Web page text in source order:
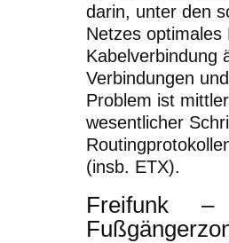
darin, unter den
Netzes
Kabelverbindung
Verbindungen
Problem ist
wesentlicher
(insb. ETX).
Freifunk